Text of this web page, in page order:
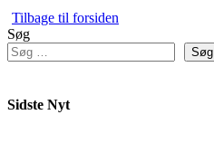
Tilbage til forsiden
Søg
Søg
Sidste Nyt